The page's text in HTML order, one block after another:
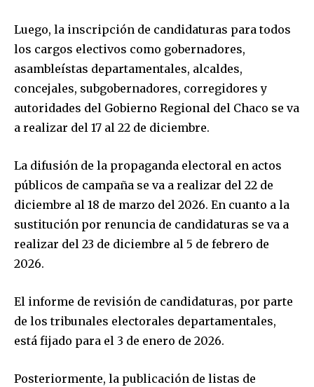
Luego, la inscripción de candidaturas para todos
los cargos electivos como gobernadores,
asambleístas departamentales, alcaldes,
concejales, subgobernadores, corregidores y
autoridades del Gobierno Regional del Chaco se va
a realizar del 17 al 22 de diciembre.
La difusión de la propaganda electoral en actos
públicos de campaña se va a realizar del 22 de
diciembre al 18 de marzo del 2026. En cuanto a la
sustitución por renuncia de candidaturas se va a
realizar del 23 de diciembre al 5 de febrero de
2026.
El informe de revisión de candidaturas, por parte
de los tribunales electorales departamentales,
está fijado para el 3 de enero de 2026.
Posteriormente, la publicación de listas de